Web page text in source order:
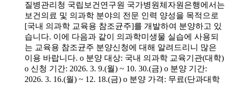
질병관리청 국립보건연구원 국가병원체자원은행에서는
보건의료 및 의과학 분야의 전문 인력 양성을 목적으로
[국내 의과학 교육용 참조균주]를 개발하여 분양하고 있
습니다. 이에 다음과 같이 의과학미생물 실습에 사용되
는 교육용 참조균주 분양신청에 대해 알려드리니 많은
이용 바랍니다. o 분양 대상: 국내 의과학 교육기관(대학)
o 신청 기간: 2026. 3. 9.(월) ~ 10. 30.(금) o 분양 기간:
2026. 3. 16.(월) ~ 12. 18.(금) o 분양 가격: 무료(단과대학